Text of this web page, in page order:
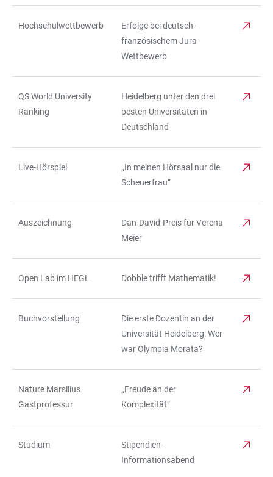
Hochschulwettbewerb
Erfolge bei deutsch-
französischem Jura-
Wettbewerb
QS World University
Ranking
Heidelberg unter den drei
besten Universitäten in
Deutschland
Live-Hörspiel
„In meinen Hörsaal nur die
Scheuerfrau“
Auszeichnung
Dan-David-Preis für Verena
Meier
Open Lab im HEGL Dobble trifft Mathematik!
Buchvorstellung
Die erste Dozentin an der
Universität Heidelberg: Wer
war Olympia Morata?
Nature Marsilius
Gastprofessur
„Freude an der
Komplexität“
Studium
Stipendien-
Informationsabend